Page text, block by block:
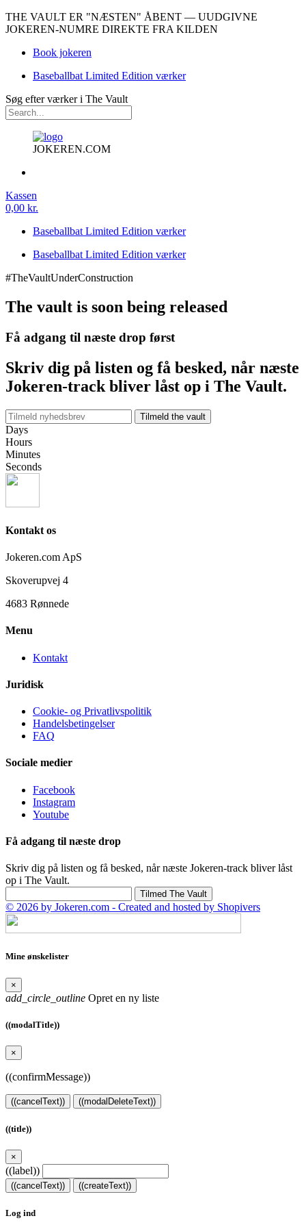
THE VAULT ER "NÆSTEN" ÅBENT — UUDGIVNE
JOKEREN-NUMRE DIREKTE FRA KILDEN
Book jokeren
Baseballbat Limited Edition værker
Søg efter værker i The Vault
JOKEREN.COM
Kassen
0,00 kr.
Baseballbat Limited Edition værker
Baseballbat Limited Edition værker
#TheVaultUnderConstruction
The vault is soon being released
Få adgang til næste drop først
Skriv dig på listen og få besked, når næste
Jokeren-track bliver låst op i The Vault.
Tilmeld the vault
Days
Hours
Minutes
Seconds
Kontakt os
Jokeren.com ApS
Skoverupvej 4
4683 Rønnede
Menu
Kontakt
Juridisk
Cookie- og Privatlivspolitik
Handelsbetingelser
FAQ
Sociale medier
Facebook
Instagram
Youtube
Få adgang til næste drop
Skriv dig på listen og få besked, når næste Jokeren-track bliver låst
op i The Vault.
Tilmed The Vault
© 2026 by Jokeren.com - Created and hosted by Shopivers
Mine ønskelister
×
add_circle_outline Opret en ny liste
((modalTitle))
×
((confirmMessage))
((cancelText)) ((modalDeleteText))
((title))
×
((label))
((cancelText)) ((createText))
Log ind